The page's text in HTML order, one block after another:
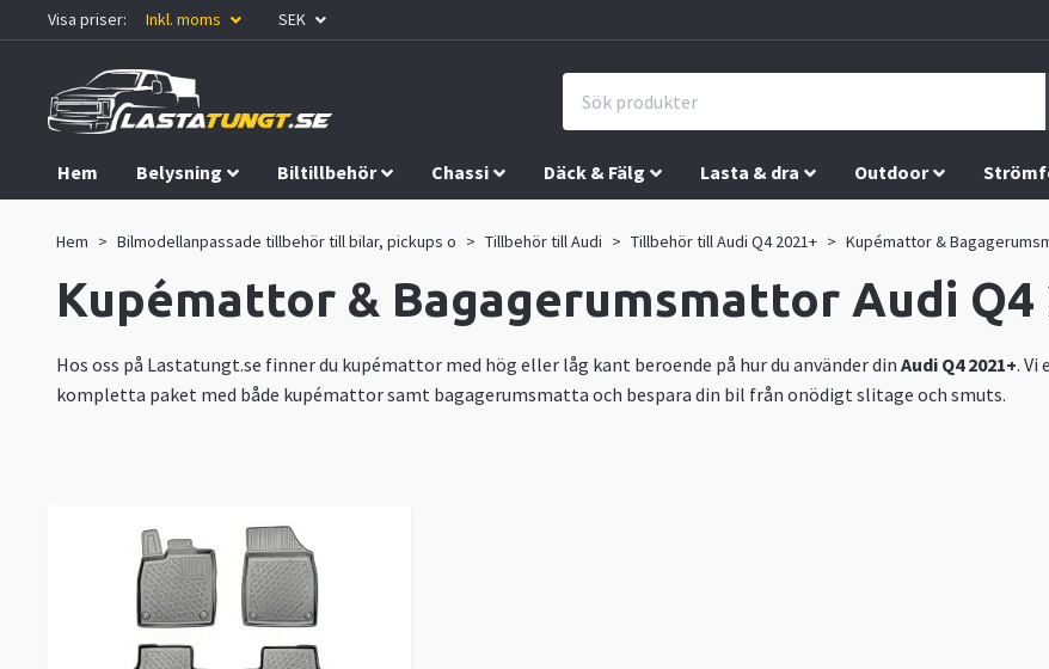
Visa priser: Inkl. moms SEK
Hem Belysning Biltillbehör Chassi Däck & Fälg Lasta & dra Outdoor
Hem Bilmodellanpassade tillbehör till bilar, pickups o Tillbehör till Audi Tillbehör till Audi Q4 2021+ Kupémattor &
Kupémattor & Bagagerumsmattor Audi Q4
Hos oss på Lastatungt.se finner du kupémattor med hög eller låg kant beroende på hur du använder din Audi Q4 2021+. Vi
kompletta paket med både kupémattor samt bagagerumsmatta och bespara din bil från onödigt slitage och smuts.